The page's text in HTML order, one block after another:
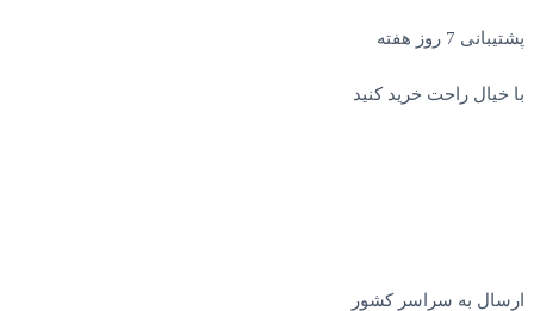
پشتیبانی 7 روز هفته
با خیال راحت خرید کنید
ارسال به سراسر کشور